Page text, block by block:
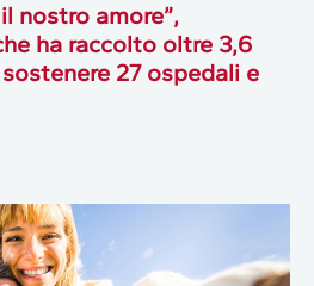
nostro amore”,
ha raccolto oltre 3,6
27 ospedali e